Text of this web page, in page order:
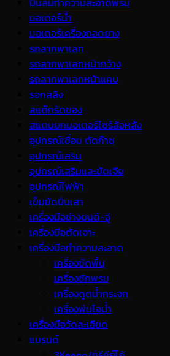
มอเตอร์น้ำ
มอเตอร์เครื่องถอดยาง
รถลากพาเลท
รถลากพาเลทหน้ากว้าง
รถลากพาเลทหน้าแคบ
รอกสลิง
สแต๊กรัดของ
สแตนยกมอเตอร์ไซร์ล้อหลัง
อุปกรณ์เชื่อม ตัดก๊าซ
อุปกรณ์เสริม
อุปกรณ์เสริมและขัดเจีย
อุปกรณ์ไฟฟ้า
เข็มขัดปีนเสา
เครื่องมือช่างยนต์-อู่
เครื่องมือตัดเจาะ
เครื่องมือทำความสะอาด
เครื่องขัดพื้น
เครื่องซักพรม
เครื่องดูดน้ำกระจก
เครื่องพ่นไอน้ำ
เครื่องมือวัดละเอียด
แบรนด์